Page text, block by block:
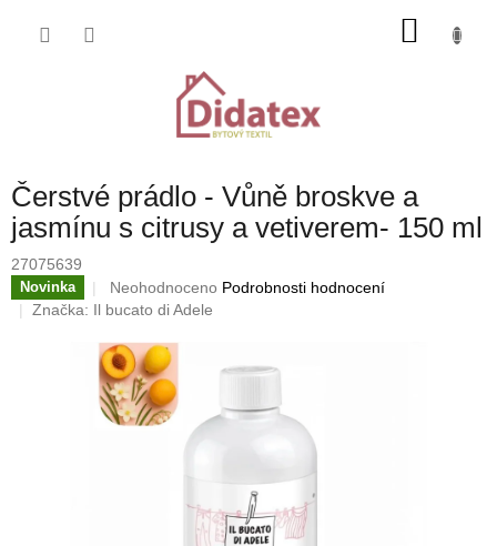
Čerstvé prádlo - Vůně broskve a
jasmínu s citrusy a vetiverem- 150 ml
27075639
Novinka
Průměrné
hodnocení
je
0,0
z
5
Neohodnoceno Podrobnosti hodnocení
Značka: Il bucato di Adele